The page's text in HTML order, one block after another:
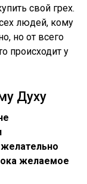
свой грех.
людей, кому
но от всего
происходит у
Духу
желаемое